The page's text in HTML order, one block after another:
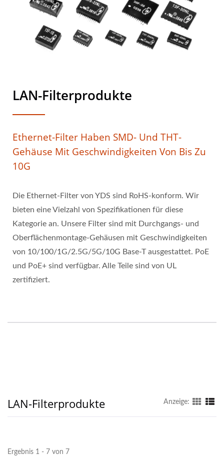
LAN-Filterprodukte
Ethernet-Filter Haben SMD- Und THT-
Gehäuse Mit Geschwindigkeiten Von Bis Zu
10G
Die Ethernet-Filter von YDS sind RoHS-konform. Wir
bieten eine Vielzahl von Spezifikationen für diese
Kategorie an. Unsere Filter sind mit Durchgangs- und
Oberflächenmontage-Gehäusen mit Geschwindigkeiten
von 10/100/1G/2.5G/5G/10G Base-T ausgestattet. PoE
und PoE+ sind verfügbar. Alle Teile sind von UL
zertifiziert.
LAN-Filterprodukte Anzeige:
Ergebnis 1 - 7 von 7